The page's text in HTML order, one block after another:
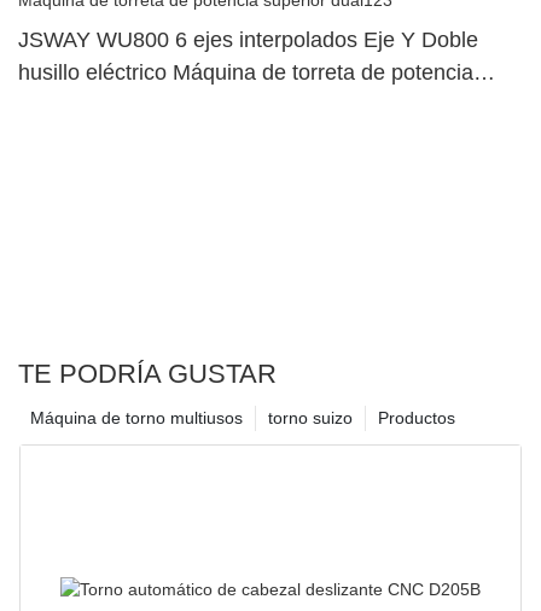
JSWAY WU800 6 ejes interpolados Eje Y Doble
husillo eléctrico Máquina de torreta de potencia
TE PODRÍA GUSTAR
Productos
torno suizo
Máquina de torno multiusos